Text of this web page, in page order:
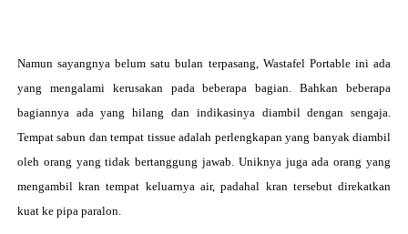
Namun sayangnya belum satu bulan terpasang, Wastafel Portable ini ada
yang mengalami kerusakan pada beberapa bagian. Bahkan beberapa
bagiannya ada yang hilang dan indikasinya diambil dengan sengaja.
Tempat sabun dan tempat tissue adalah perlengkapan yang banyak diambil
oleh orang yang tidak bertanggung jawab. Uniknya juga ada orang yang
mengambil kran tempat keluarnya air, padahal kran tersebut direkatkan
kuat ke pipa paralon.